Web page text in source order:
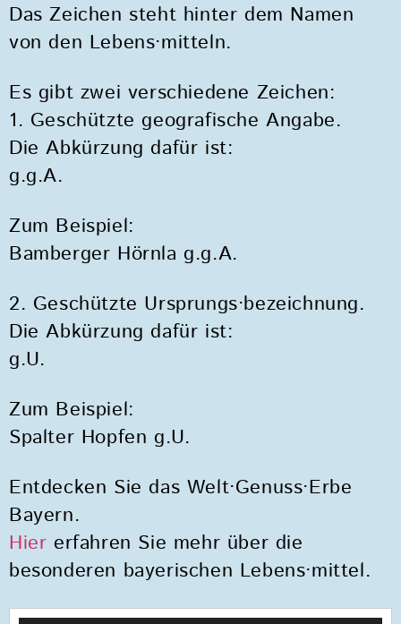
Das Zeichen steht hinter dem Namen
von den Lebens·mitteln.
Es gibt zwei verschiedene Zeichen:
1. Geschützte geografische Angabe.
Die Abkürzung dafür ist:
g.g.A.
Zum Beispiel:
Bamberger Hörnla g.g.A.
2. Geschützte Ursprungs·bezeichnung.
Die Abkürzung dafür ist:
g.U.
Zum Beispiel:
Spalter Hopfen g.U.
Entdecken Sie das Welt·Genuss·Erbe
Bayern.
Hier erfahren Sie mehr über die
besonderen bayerischen Lebens·mittel.